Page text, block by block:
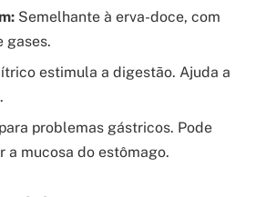
Semelhante à erva-doce, com
gases.
estimula a digestão. Ajuda a
problemas gástricos. Pode
a mucosa do estômago.